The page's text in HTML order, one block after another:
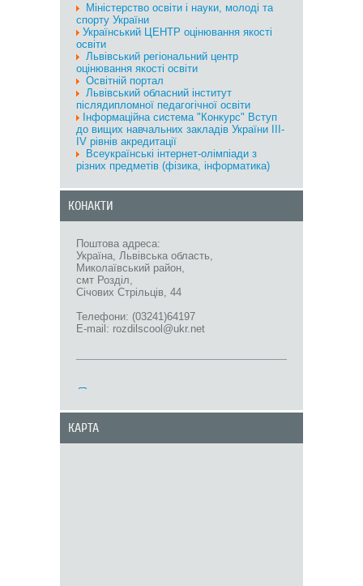
Міністерство oсвіти і науки, молоді та
спорту України
Український ЦЕНТР оцінювання якості
освіти
Львівський регіональний центр
оцінювання якості освіти
Освітній портал
Львівський обласний інститут
післядипломної педагогічної освіти
Інформаційна система "Конкурс" Вступ
до вищих навчальних закладів України III-
IV рівнів акредитації
Всеукраїнські інтернет-олімпіади з
різних предметів (фізика, інформатика)
КОНАКТИ
Поштова адреса:
Україна, Львівська область,
Миколаївський район,
смт Розділ,
Січових Стрільців, 44
Телефони: (03241)64197
E-mail: rozdilscool@ukr.net
КАРТА